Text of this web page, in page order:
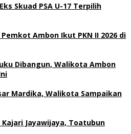
Skuad PSA U-17 Terpilih
Ambon Ikut PKN II 2026 di
Dibangun, Walikota Ambon
Mardika, Walikota Sampaikan
Kajari Jayawijaya, Toatubun